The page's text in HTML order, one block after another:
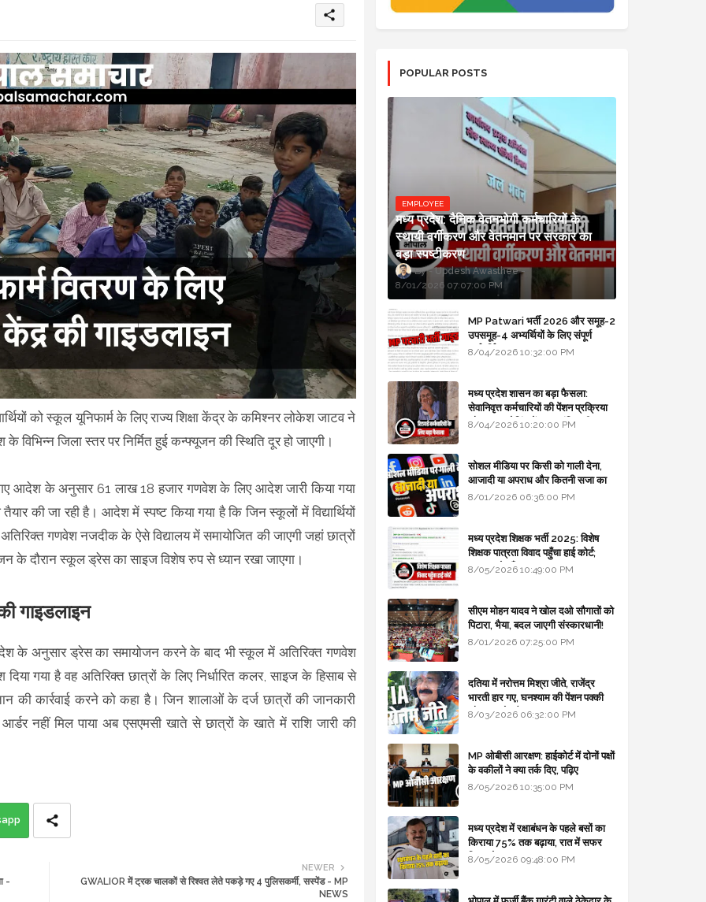
share
को स्कूल यूनिफार्म के लिए राज्य शिक्षा केंद्र के कमिश्नर लोकेश जाटव ने
जिला स्तर पर निर्मित हुई कन्फ्यूजन की स्थिति दूर हो जाएगी।
गए आदेश के अनुसार 61 लाख 18 हजार गणवेश के लिए आदेश जारी किया गया
की जा रही है। आदेश में स्पष्ट किया गया है कि जिन स्कूलों में विद्यार्थियों
गणवेश नजदीक के ऐसे विद्यालय में समायोजित की जाएगी जहां छात्रों
के दौरान स्कूल ड्रेस का साइज विशेष रुप से ध्यान रखा जाएगा।
गाइडलाइन
के अनुसार ड्रेस का समायोजन करने के बाद भी स्कूल में अतिरिक्त गणवेश
गया है वह अतिरिक्त छात्रों के लिए निर्धारित कलर, साइज के हिसाब से
की कार्रवाई करने को कहा है। जिन शालाओं के दर्ज छात्रों की जानकारी
नहीं मिल पाया अब एसएमसी खाते से छात्रों के खाते में राशि जारी की
NEWER
GWALIOR में ट्रक चालकों से रिश्वत लेते पकड़े गए 4 पुलिसकर्मी, सस्पेंड - MP
NEWS
-
POPULAR POSTS
EMPLOYEE
मध्य प्रदेश: दैनिक वेतनभोगी कर्मचारियों के
स्थायी वर्गीकरण और वेतनमान पर सरकार का
बड़ा स्पष्टीकरण
Updesh Awasthee
8/01/2026 07:07:00 PM
MP Patwari भर्ती 2026 और समूह-2
उपसमूह-4 अभ्यर्थियों के लिए संपूर्ण
मार्गदर्शिका
8/04/2026 10:32:00 PM
मध्य प्रदेश शासन का बड़ा फैसला:
सेवानिवृत्त कर्मचारियों की पेंशन प्रक्रिया
और बजट कोडिंग में हुए क्रांतिकारी
8/04/2026 10:20:00 PM
सोशल मीडिया पर किसी को गाली देना,
आजादी या अपराध और कितनी सजा का
प्रावधान - free legal advice
8/01/2026 06:36:00 PM
मध्य प्रदेश शिक्षक भर्ती 2025: विशेष
शिक्षक पात्रता विवाद पहुँचा हाई कोर्ट;
सरकार से माँगा जवाब
8/05/2026 10:49:00 PM
सीएम मोहन यादव ने खोल दओ सौगातों को
पिटारा, भैया, बदल जाएगी संस्कारधानी!
8/01/2026 07:25:00 PM
दतिया में नरोत्तम मिश्रा जीते, राजेंद्र
भारती हार गए, घनश्याम की पेंशन पक्की
और आशुतोष बैक टू...
8/03/2026 06:32:00 PM
MP ओबीसी आरक्षण: हाईकोर्ट में दोनों पक्षों
के वकीलों ने क्या तर्क दिए, पढ़िए
8/05/2026 10:35:00 PM
मध्य प्रदेश में रक्षाबंधन के पहले बसों का
किराया 75% तक बढ़ाया, रात में सफर
किया तो 10% एक्स्ट्रा
8/05/2026 09:48:00 PM